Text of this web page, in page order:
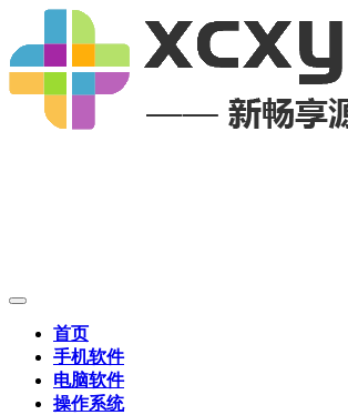
首页
手机软件
电脑软件
操作系统